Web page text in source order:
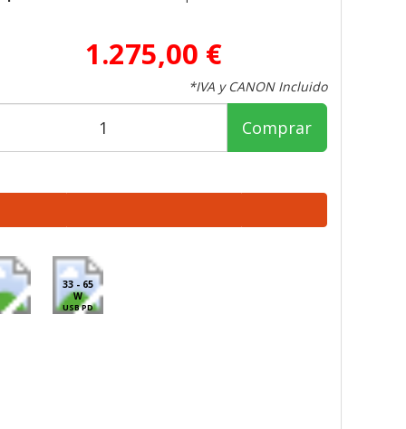
1.275,00 €
*IVA y CANON Incluido
Comprar
33 - 65
W
USB PD